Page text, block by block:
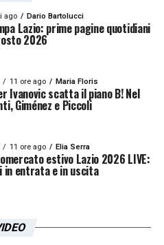
ago Dario Bartolucci
Lazio: prime pagine quotidiani
2026
11 ore ago Maria Floris
Ivanovic scatta il piano B! Nel
Giménez e Piccoli
11 ore ago Elia Serra
estivo Lazio 2026 LIVE:
entrata e in uscita